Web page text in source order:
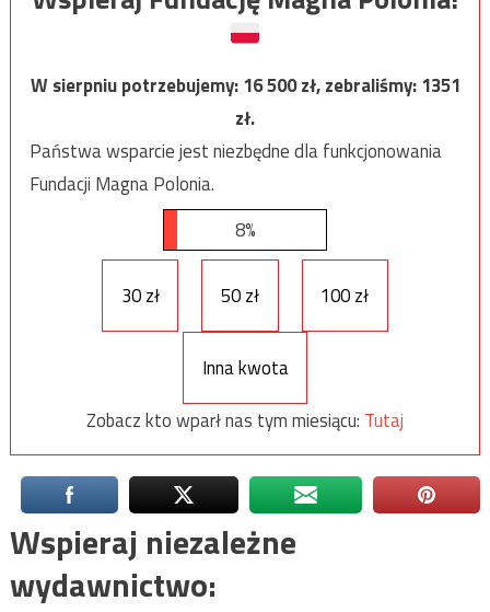
W sierpniu potrzebujemy:16 500zł, zebraliśmy:1351
zł.
Państwa wsparcie jest niezbędne dla funkcjonowania
Fundacji Magna Polonia.
8%
30 zł 50 zł 100 zł
Inna kwota
Zobacz kto wparł nas tym miesiącu: Tutaj
Wspieraj niezależne
wydawnictwo: